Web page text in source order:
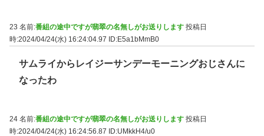
23 名前:番組の途中ですが翡翠の名無しがお送りします 投稿日
時:2024/04/24(水) 16:24:04.97
ID:E5a1bMmB0
サムライからレイジーサンデーモーニングおじさんに
なったわ
24 名前:番組の途中ですが翡翠の名無しがお送りします 投稿日
時:2024/04/24(水) 16:24:56.87 ID:UMkkH4/u0